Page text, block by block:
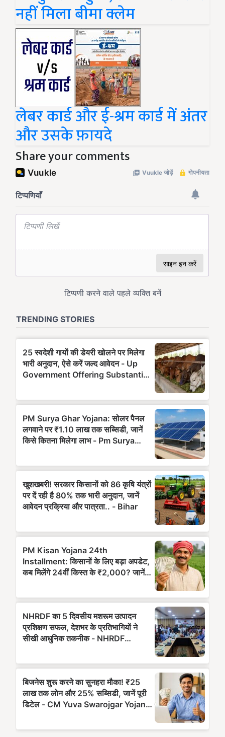
नहीं मिला बीमा क्लेम
लेबर कार्ड और ई-श्रम कार्ड में अंतर
और उसके फ़ायदे
Share your comments